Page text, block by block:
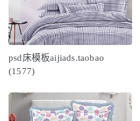
psd床模板aijiads.taobao
(1577)